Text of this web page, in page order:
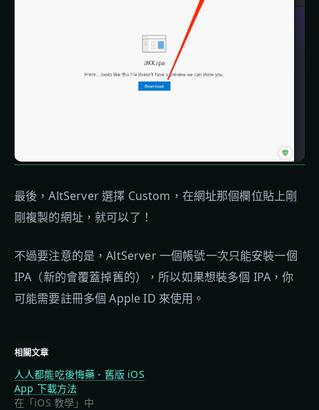
最後，AltServer 選擇 Custom，在網址那個欄位貼上剛
剛複製的網址，就可以了！
不過要注意的是，AltServer 一個帳號一次只能安裝一個
IPA（新的會覆蓋掉舊的），所以如果想裝多個 IPA，你
可能需要註冊多個 Apple ID 來使用。
相關文章
人人都能吃後悔藥 - 舊版 iOS
App 下載方法
在「iOS 教學」中